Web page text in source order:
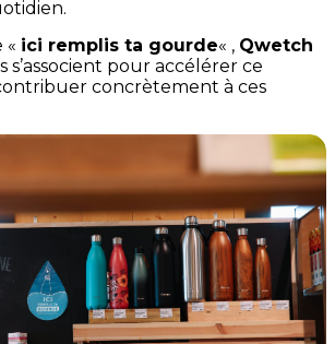
« ici remplis ta gourde« , Qwetch
s’associent pour accélérer ce
concrètement à ces